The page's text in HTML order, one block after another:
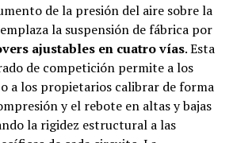
de la presión del aire sobre la
la suspensión de fábrica por
ajustables en cuatro vías. Esta
de competición permite a los
a los propietarios calibrar de forma
y el rebote en altas y bajas
la rigidez estructural a las